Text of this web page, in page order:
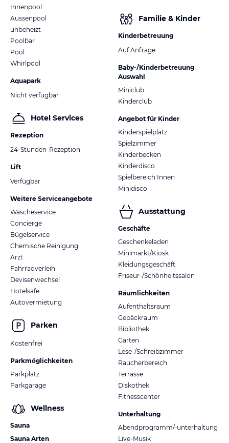
Innenpool
Aussenpool
unbeheizt
Poolbar
Pool
Whirlpool
Aquapark
Nicht verfügbar
Hotel Services
Rezeption
24-Stunden-Rezeption
Lift
Verfügbar
Weitere Serviceangebote
Wäscheservice
Concierge
Bügelservice
Chemische Reinigung
Arzt
Fahrradverleih
Devisenwechsel
Hotelsafe
Autovermietung
Parken
Kostenfrei
Parkmöglichkeiten
Parkplatz
Parkgarage
Wellness
Sauna
Sauna Arten
Familie & Kinder
Kinderbetreuung
Auf Anfrage
Baby-/Kinderbetreuung
Auswahl
Miniclub
Kinderclub
Angebot für Kinder
Kinderspielplatz
Spielzimmer
Kinderbecken
Kinderdisco
Spielbereich Innen
Minidisco
Ausstattung
Geschäfte
Geschenkeladen
Minimarkt/Kiosk
Kleidungsgeschäft
Friseur-/Schönheitssalon
Räumlichkeiten
Aufenthaltsraum
Gepäckraum
Bibliothek
Garten
Lese-/Schreibzimmer
Raucherbereich
Terrasse
Diskothek
Fitnesscenter
Unterhaltung
Abendprogramm/-unterhaltung
Live-Musik